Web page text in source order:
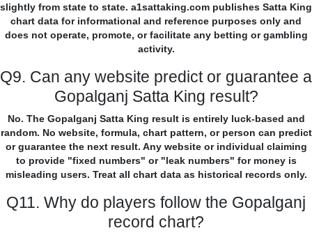
slightly from state to state. a1sattaking.com publishes Satta King
chart data for informational and reference purposes only and
does not operate, promote, or facilitate any betting or gambling
activity.
Q9. Can any website predict or guarantee a
Gopalganj Satta King result?
No. The Gopalganj Satta King result is entirely luck-based and
random. No website, formula, chart pattern, or person can predict
or guarantee the next result. Any website or individual claiming
to provide "fixed numbers" or "leak numbers" for money is
misleading users. Treat all chart data as historical records only.
Q11. Why do players follow the Gopalganj
record chart?